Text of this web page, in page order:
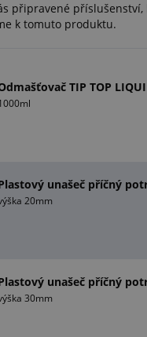
připravené příslušenství,
k tomuto produktu.
TIP TOP
unašeč příčný
20mm
unašeč příčný
30mm